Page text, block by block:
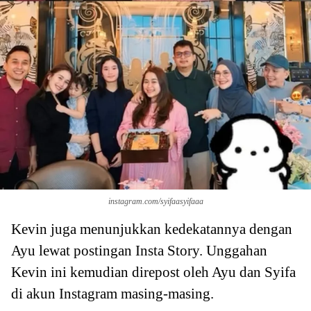
instagram.com/syifaasyifaaa
Kevin juga menunjukkan kedekatannya dengan
Ayu lewat postingan Insta Story. Unggahan
Kevin ini kemudian direpost oleh Ayu dan Syifa
di akun Instagram masing-masing.